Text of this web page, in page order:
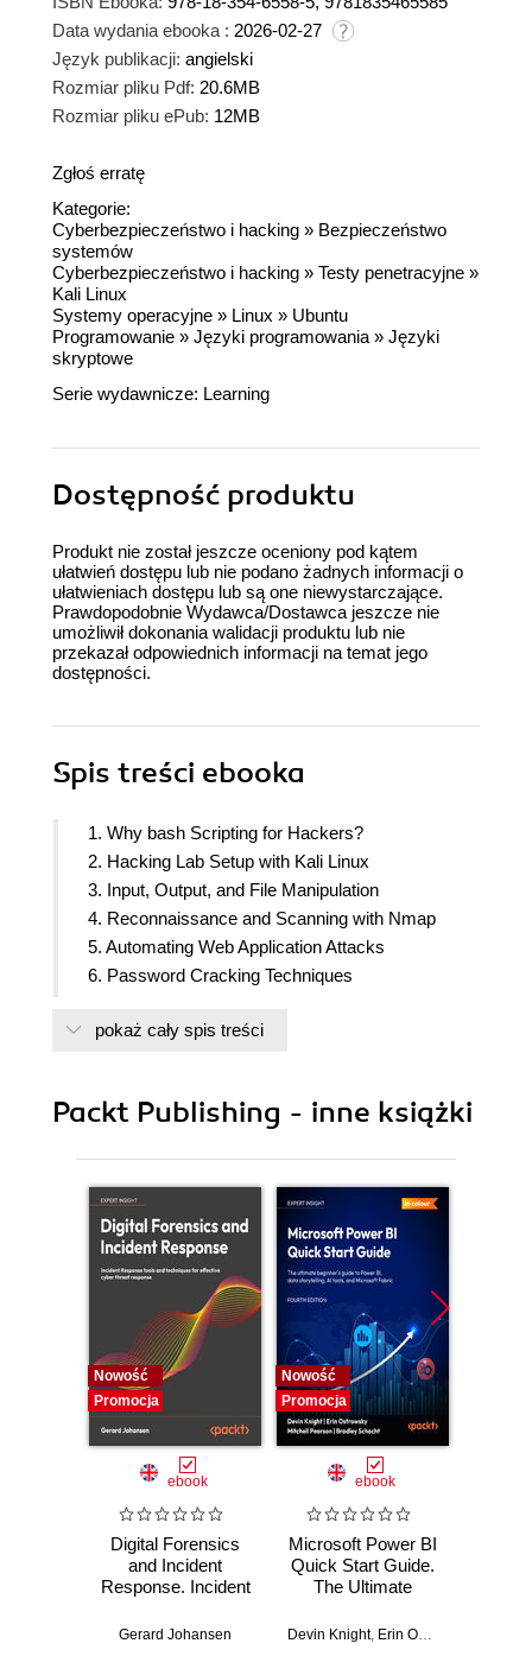
Data wydania ebooka : 2026-02-27
Język publikacji: angielski
Rozmiar pliku Pdf: 20.6MB
Rozmiar pliku ePub: 12MB
Zgłoś erratę
Kategorie:
Cyberbezpieczeństwo i hacking » Bezpieczeństwo
systemów
Cyberbezpieczeństwo i hacking » Testy penetracyjne »
Kali Linux
Systemy operacyjne » Linux » Ubuntu
Programowanie » Języki programowania » Języki
skryptowe
Serie wydawnicze: Learning
Dostępność produktu
Produkt nie został jeszcze oceniony pod kątem
ułatwień dostępu lub nie podano żadnych informacji o
ułatwieniach dostępu lub są one niewystarczające.
Prawdopodobnie Wydawca/Dostawca jeszcze nie
umożliwił dokonania walidacji produktu lub nie
przekazał odpowiednich informacji na temat jego
dostępności.
Spis treści ebooka
1. Why bash Scripting for Hackers?
2. Hacking Lab Setup with Kali Linux
3. Input, Output, and File Manipulation
4. Reconnaissance and Scanning with Nmap
5. Automating Web Application Attacks
6. Password Cracking Techniques
Persistence
10. Auditing and Hardening Linux with Shell Scripts
12. End-to-End Penetration Testing Projects
pokaż cały spis treści
Packt Publishing - inne książki
Nowość
Promocja
ebook
Digital Forensics
and Incident
Response. Incident
and techniques for
Gerard Johansen
Nowość
Promocja
ebook
Microsoft Power BI
Quick Start Guide.
The Ultimate
to Power BI, Data
Devin Knight, Erin Ostrowsky